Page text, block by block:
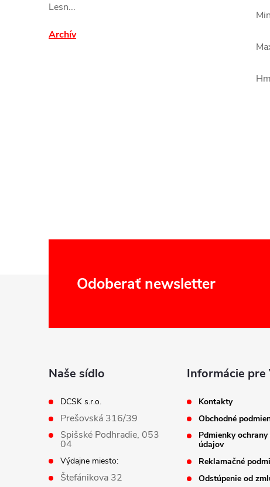
Lesn...
Archív
Odoberať newsletter
Naše sídlo
DCSK s.r.o.
Prešovská 316/39
Spišské Podhradie, 053
04
Výdajne miesto:
Štefánikova 32
Informácie pre
Kontakty
Obchodné
Pdmienky
údajov
Reklamačné
Odstúpenie od